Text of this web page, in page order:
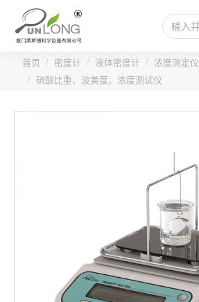
搜
索：
首页
密度计 液体密度计
浓度测定仪
硫酸比重、波美度、浓度测试仪